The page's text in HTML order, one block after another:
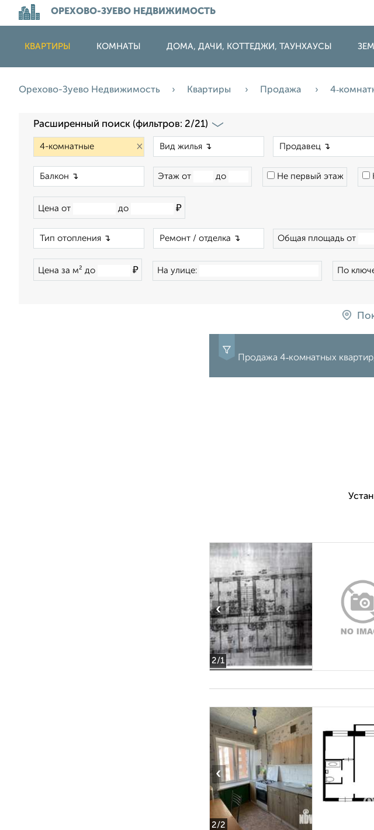
ОРЕХОВО-ЗУЕВО НЕДВИЖИМОСТЬ
КВАРТИРЫ КОМНАТЫ ДОМА, ДАЧИ, КОТТЕДЖИ, ТАУНХАУСЫ
Орехово-Зуево Недвижимость Квартиры Продажа
Расширенный поиск (фильтров: 2/21)
×
Этаж от до Не первый этаж
Цена от до ₽
Общая площадь от
Цена за м² до ₽ На улице: По
Продажа 4‑комнатных
2/1
‹
2/2
‹